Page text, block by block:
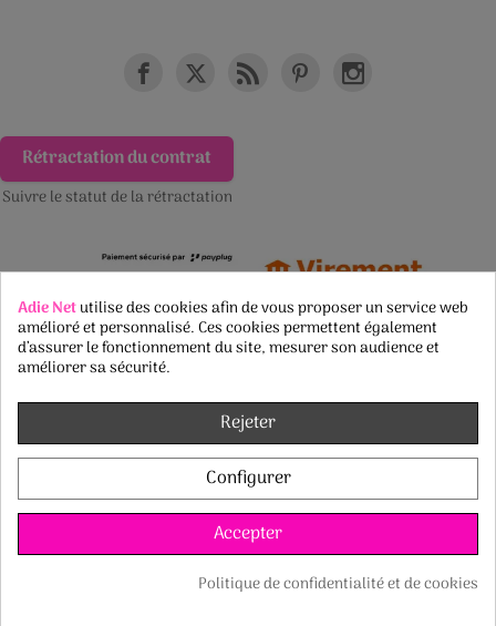
Rétractation du contrat
Suivre le statut de la rétractation
Copyright © 2006 - 2026 -
Adie Netutilise des cookies afin de vous proposer un service web
amélioré et personnalisé. Ces cookies permettent également
d’assurer le fonctionnement du site, mesurer son audience et
améliorer sa sécurité.
Rejeter
Configurer
Accepter
Politique de confidentialité et de cookies